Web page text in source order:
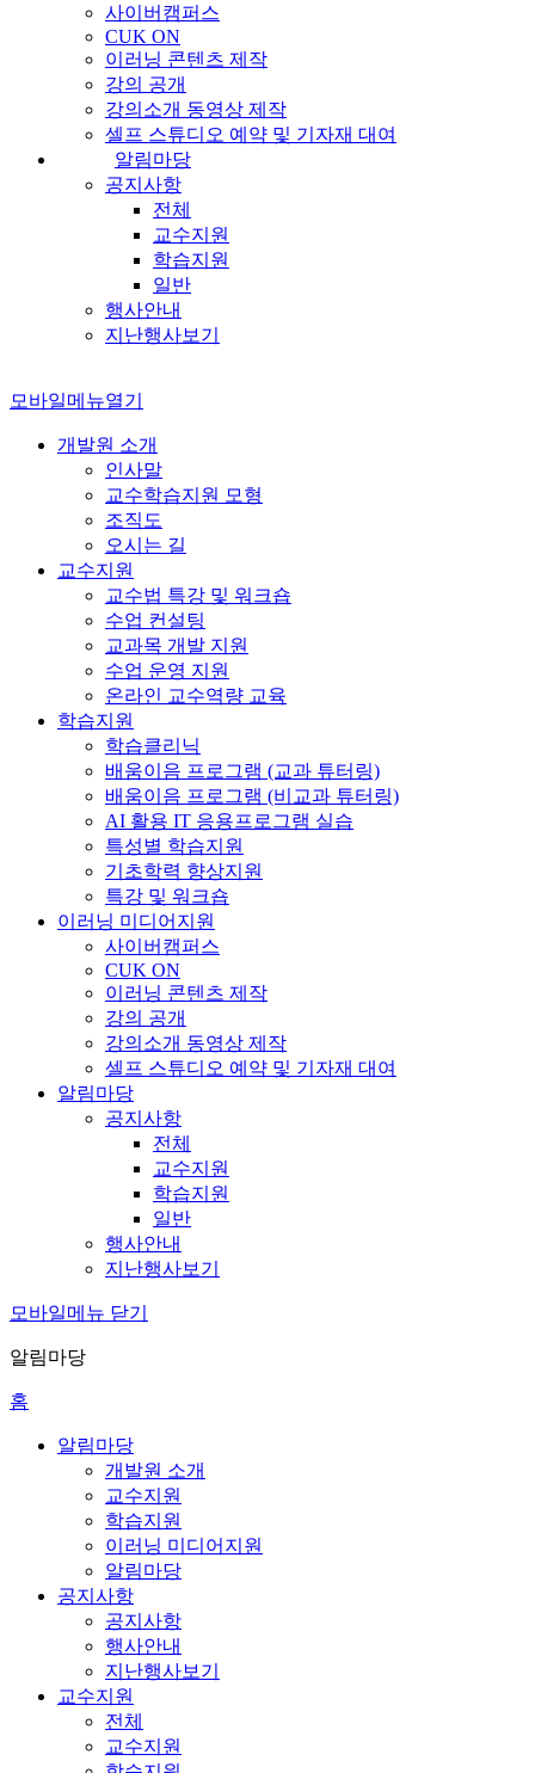
사이버캠퍼스
CUK ON
이러닝 콘텐츠 제작
강의 공개
강의소개 동영상 제작
셀프 스튜디오 예약 및 기자재 대여
알림마당
공지사항
전체
교수지원
학습지원
일반
행사안내
지난행사보기
모바일메뉴열기
개발원 소개
인사말
교수학습지원 모형
조직도
오시는 길
교수지원
교수법 특강 및 워크숍
수업 컨설팅
교과목 개발 지원
수업 운영 지원
온라인 교수역량 교육
학습지원
학습클리닉
배움이음 프로그램 (교과 튜터링)
배움이음 프로그램 (비교과 튜터링)
AI 활용 IT 응용프로그램 실습
특성별 학습지원
기초학력 향상지원
특강 및 워크숍
이러닝 미디어지원
사이버캠퍼스
CUK ON
이러닝 콘텐츠 제작
강의 공개
강의소개 동영상 제작
셀프 스튜디오 예약 및 기자재 대여
알림마당
공지사항
전체
교수지원
학습지원
일반
행사안내
지난행사보기
모바일메뉴 닫기
알림마당
홈
알림마당
개발원 소개
교수지원
학습지원
이러닝 미디어지원
알림마당
공지사항
공지사항
행사안내
지난행사보기
교수지원
전체
교수지원